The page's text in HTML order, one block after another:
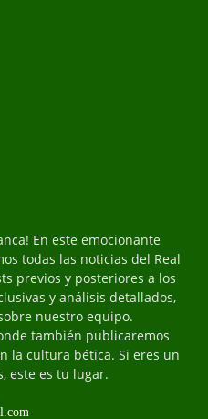
En este emocionante
todas las noticias del Real
previos y posteriores a los
y análisis detallados,
nuestro equipo.
también publicaremos
la cultura bética. Si eres un
este es tu lugar.